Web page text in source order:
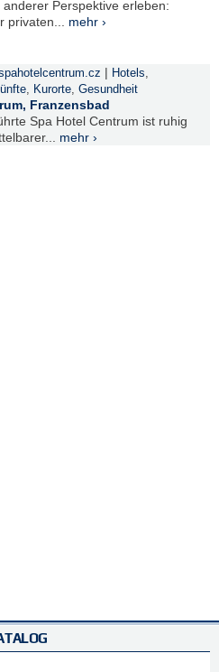
Perspektive erleben:
privaten... mehr ›
| Hotels,
, Kurorte, Gesundheit
Franzensbad
Spa Hotel Centrum ist ruhig
mehr ›